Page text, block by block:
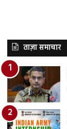
ताज़ा समाचार